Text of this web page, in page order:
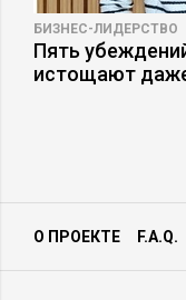
БИЗНЕС-ЛИДЕРСТВО
Пять
истощают
О ПРОЕКТЕ F.A.Q.